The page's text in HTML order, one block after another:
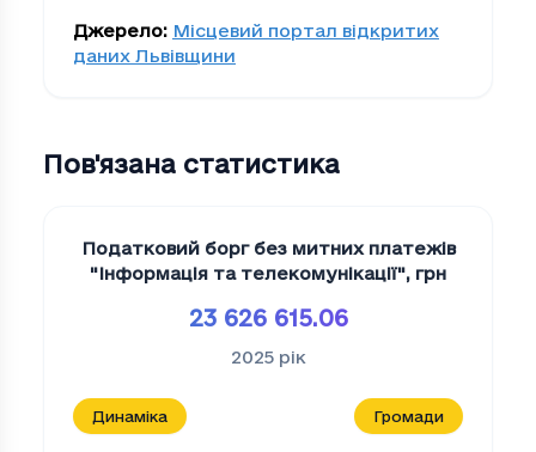
Джерело: Місцевий портал відкритих
даних Львівщини
Пов'язана статистика
Податковий борг без митних платежів
"Iнформацiя та телекомунiкацiї", грн
23 626 615.06
2025 рік
Динаміка Громади